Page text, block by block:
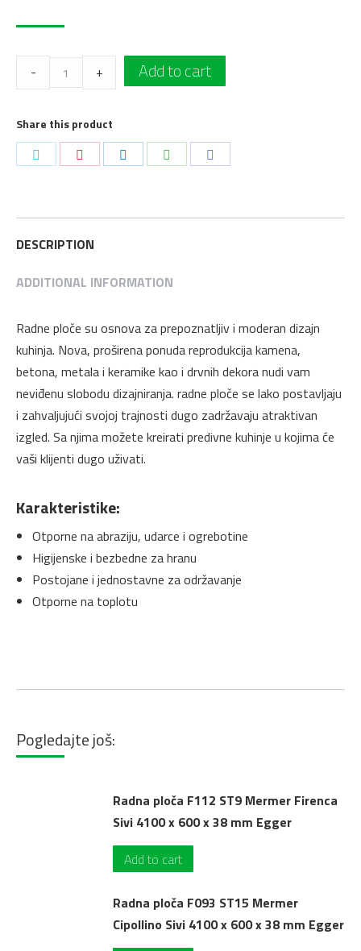
ploča
PT
Crna
4100
x
x
mm
Egger
quantity
- + Add to cart
Share this product
DESCRIPTION
ADDITIONAL INFORMATION
Radne ploče su osnova za prepoznatljiv i moderan dizajn
kuhinja. Nova, proširena ponuda reprodukcija kamena,
betona, metala i keramike kao i drvnih dekora nudi vam
neviđenu slobodu dizajniranja. radne ploče se lako postavljaju
i zahvaljujući svojoj trajnosti dugo zadržavaju atraktivan
izgled. Sa njima možete kreirati predivne kuhinje u kojima će
vaši klijenti dugo uživati.
Karakteristike:
Otporne na abraziju, udarce i ogrebotine
Higijenske i bezbedne za hranu
Postojane i jednostavne za održavanje
Otporne na toplotu
Pogledajte još:
Radna ploča F112 ST9 Mermer Firenca
Sivi 4100 x 600 x 38 mm Egger
Add to cart
Radna ploča F093 ST15 Mermer
Cipollino Sivi 4100 x 600 x 38 mm Egger